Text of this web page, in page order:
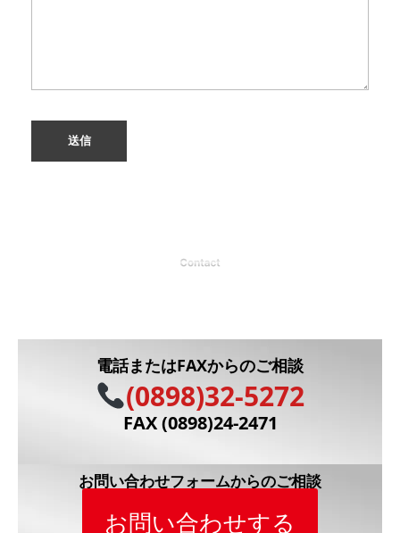
電話またはFAXからのご相談
(0898)32-5272
FAX (0898)24-2471
お問い合わせフォームからのご相談
お問い合わせする